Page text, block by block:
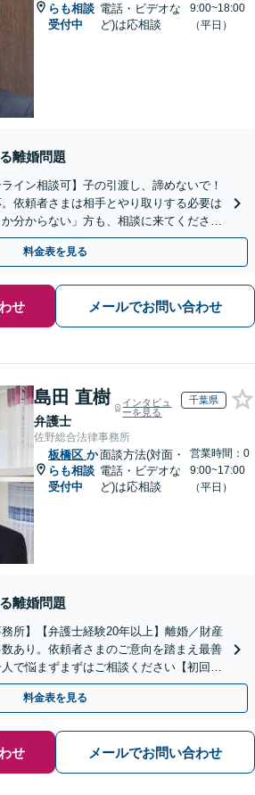
らも相談
受付中
電話・ビデオな
ど)は応相談
9:00~18:00
（平日）
離婚問題
イン相談可】子の引渡し、諦めないで！
依頼者さまは相手とやり取りする必要は
分からない」方も、相談に来てくださ
ランもあります
料金表を見る
せ メールでお問い合わせ
島田 直樹
弁護士
インタビュ
ーを見る
千葉県
佐野総合法律事務所
板橋区 か
らも相談
受付中
面談方法(対面・
電話・ビデオな
ど)は応相談
営業時間：0
9:00~17:00
（平日）
離婚問題
務所】【弁護士経験20年以上】離婚／財産
あり。依頼者さまのご意向を踏まえ最善
で悩まずまずはご相談ください【初回来
談可】【千葉中央駅5分】
料金表を見る
せ メールでお問い合わせ